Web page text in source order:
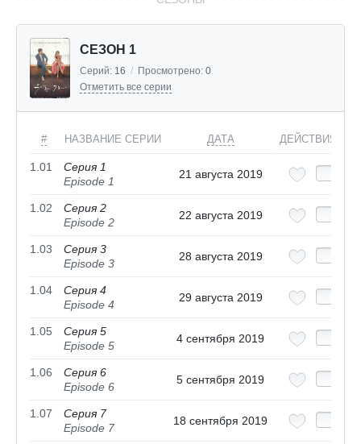
СЕЗОН 1
Серий: 16 / Просмотрено: 0
Отметить все серии
# НАЗВАНИЕ СЕРИИ ДАТА ДЕЙСТВИЯ
1.01
Серия 1
Episode 1
21 августа 2019
1.02
Серия 2
Episode 2
22 августа 2019
1.03
Серия 3
Episode 3
28 августа 2019
1.04
Серия 4
Episode 4
29 августа 2019
1.05
Серия 5
Episode 5
4 сентября 2019
1.06
Серия 6
Episode 6
5 сентября 2019
1.07
Серия 7
Episode 7
18 сентября 2019